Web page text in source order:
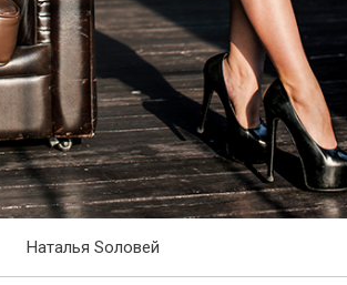
Наталья Sоловей